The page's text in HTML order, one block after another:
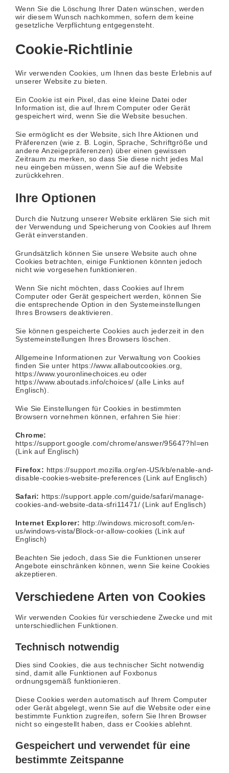
Wenn Sie die Löschung Ihrer Daten wünschen, werden
wir diesem Wunsch nachkommen, sofern dem keine
gesetzliche Verpflichtung entgegensteht.
Cookie-Richtlinie
Wir verwenden Cookies, um Ihnen das beste Erlebnis auf
unserer Website zu bieten.
Ein Cookie ist ein Pixel, das eine kleine Datei oder
Information ist, die auf Ihrem Computer oder Gerät
gespeichert wird, wenn Sie die Website besuchen.
Sie ermöglicht es der Website, sich Ihre Aktionen und
Präferenzen (wie z. B. Login, Sprache, Schriftgröße und
andere Anzeigepräferenzen) über einen gewissen
Zeitraum zu merken, so dass Sie diese nicht jedes Mal
neu eingeben müssen, wenn Sie auf die Website
zurückkehren.
Ihre Optionen
Durch die Nutzung unserer Website erklären Sie sich mit
der Verwendung und Speicherung von Cookies auf Ihrem
Gerät einverstanden.
Grundsätzlich können Sie unsere Website auch ohne
Cookies betrachten, einige Funktionen könnten jedoch
nicht wie vorgesehen funktionieren.
Wenn Sie nicht möchten, dass Cookies auf Ihrem
Computer oder Gerät gespeichert werden, können Sie
die entsprechende Option in den Systemeinstellungen
Ihres Browsers deaktivieren.
Sie können gespeicherte Cookies auch jederzeit in den
Systemeinstellungen Ihres Browsers löschen.
Allgemeine Informationen zur Verwaltung von Cookies
finden Sie unter https://www.allaboutcookies.org,
https://www.youronlinechoices.euoder
https://www.aboutads.info/choices/ (alle Links auf
Englisch).
Wie Sie Einstellungen für Cookies in bestimmten
Browsern vornehmen können, erfahren Sie hier:
Chrome:
https://support.google.com/chrome/answer/95647?hl=en
(Link auf Englisch)
Firefox: https://support.mozilla.org/en-US/kb/enable-and-
disable-cookies-website-preferences (Link auf Englisch)
Safari: https://support.apple.com/guide/safari/manage-
cookies-and-website-data-sfri11471/ (Link auf Englisch)
Internet Explorer: http://windows.microsoft.com/en-
us/windows-vista/Block-or-allow-cookies (Link auf
Englisch)
Beachten Sie jedoch, dass Sie die Funktionen unserer
Angebote einschränken können, wenn Sie keine Cookies
akzeptieren.
Verschiedene Arten von Cookies
Wir verwenden Cookies für verschiedene Zwecke und mit
unterschiedlichen Funktionen.
Technisch notwendig
Dies sind Cookies, die aus technischer Sicht notwendig
sind, damit alle Funktionen auf Foxbonus
ordnungsgemäß funktionieren.
Diese Cookies werden automatisch auf Ihrem Computer
oder Gerät abgelegt, wenn Sie auf die Website oder eine
bestimmte Funktion zugreifen, sofern Sie Ihren Browser
nicht so eingestellt haben, dass er Cookies ablehnt.
Gespeichert und verwendet für eine
bestimmte Zeitspanne